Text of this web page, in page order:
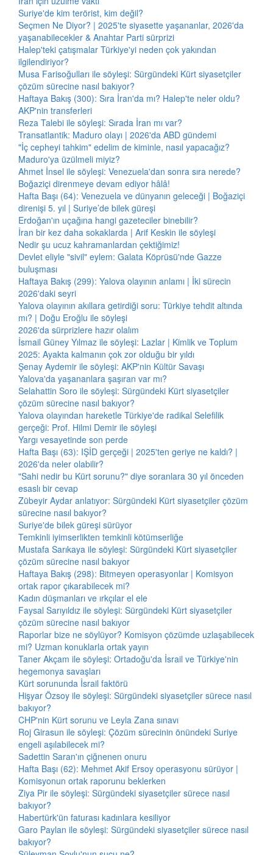
Suriye'de kim terörist, kim değil?
Seçmen Ne Diyor? | 2025'te siyasette yaşananlar, 2026'da
yaşanabilecekler & Anahtar Parti sürprizi
Halep'teki çatışmalar Türkiye'yi neden çok yakından
ilgilendiriyor?
Musa Farisoğulları ile söyleşi: Sürgündeki Kürt siyasetçiler
çözüm sürecine nasıl bakıyor?
Haftaya Bakış (300): Sıra İran'da mı? Halep'te neler oldu?
AKP'nin transferleri
Reza Talebi ile söyleşi: Sırada İran mı var?
Transatlantik: Maduro olayı | 2026'da ABD gündemi
"İç cepheyi tahkim" edelim de kiminle, nasıl yapacağız?
Maduro'ya üzülmeli miyiz?
Ahmet İnsel ile söyleşi: Venezuela'dan sonra sıra nerede?
Boğaziçi direnmeye devam ediyor hâlâ!
Hafta Başı (64): Venezuela ve dünyanın geleceği | Boğaziçi
direnişi 5. yıl | Suriye’de bilek güreşi
Erdoğan'ın uçağına hangi gazeteciler binebilir?
İran bir kez daha sokaklarda | Arif Keskin ile söyleşi
Nedir şu ucuz kahramanlardan çektiğimiz!
Devlet eliyle "sivil" eylem: Galata Köprüsü'nde Gazze
buluşması
Haftaya Bakış (299): Yalova olayının anlamı | İki sürecin
2026'daki seyri
Yalova olayının akıllara getirdiği soru: Türkiye tehdit altında
mı? | Doğu Eroğlu ile söyleşi
2026'da sürprizlere hazır olalım
İsmail Güney Yılmaz ile söyleşi: Lazlar | Kimlik ve Toplum
2025: Ayakta kalmanın çok zor olduğu bir yıldı
Şenay Aydemir ile söyleşi: AKP'nin Kültür Savaşı
Yalova'da yaşananlara şaşıran var mı?
Selahattin Soro ile söyleşi: Sürgündeki Kürt siyasetçiler
çözüm sürecine nasıl bakıyor?
Yalova olayından hareketle Türkiye'de radikal Selefilik
gerçeği: Prof. Hilmi Demir ile söyleşi
Yargı vesayetinde son perde
Hafta Başı (63): IŞİD gerçeği | 2025'ten geriye ne kaldı? |
2026'da neler olabilir?
"Sahi nedir bu Kürt sorunu?" diye soranlara 30 yıl önceden
esaslı bir cevap
Zübeyir Aydar anlatıyor: Sürgündeki Kürt siyasetçiler çözüm
sürecine nasıl bakıyor?
Suriye'de bilek güreşi sürüyor
Temkinli iyimserlikten temkinli kötümserliğe
Mustafa Sarıkaya ile söyleşi: Sürgündeki Kürt siyasetçiler
çözüm sürecine nasıl bakıyor
Haftaya Bakış (298): Bitmeyen operasyonlar | Komisyon
ortak rapor çıkarabilecek mi?
Kadın düşmanları ve ırkçılar el ele
Faysal Sarıyıldız ile söyleşi: Sürgündeki Kürt siyasetçiler
çözüm sürecine nasıl bakıyor
Raporlar bize ne söylüyor? Komisyon çözümde uzlaşabilecek
mi? Uzman konuklarla ortak yayın
Taner Akçam ile söyleşi: Ortadoğu'da İsrail ve Türkiye'nin
hegemonya savaşları
Kürt sorununda İsrail faktörü
Hişyar Özsoy ile söyleşi: Sürgündeki siyasetçiler sürece nasıl
bakıyor?
CHP'nin Kürt sorunu ve Leyla Zana sınavı
Roj Girasun ile söyleşi: Çözüm sürecinin önündeki Suriye
engeli aşılabilecek mi?
Sadettin Saran'ın çiğnenen onuru
Hafta Başı (62): Mehmet Akif Ersoy operasyonu sürüyor |
Komisyonun ortak raporunu beklerken
Ziya Pir ile söyleşi: Sürgündeki siyasetçiler sürece nasıl
bakıyor?
Habertürk'ün faturası kadınlara kesiliyor
Garo Paylan ile söyleşi: Sürgündeki siyasetçiler sürece nasıl
bakıyor?